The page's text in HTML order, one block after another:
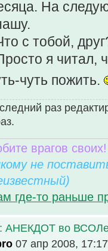
На
с тобой,
я читал,
чуть пожить.
раз
врагов
не
где-то раньше
АНЕКДОТ во
07 апр 2008, 17:17